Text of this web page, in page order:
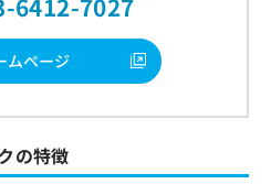
ムページ
の特徴